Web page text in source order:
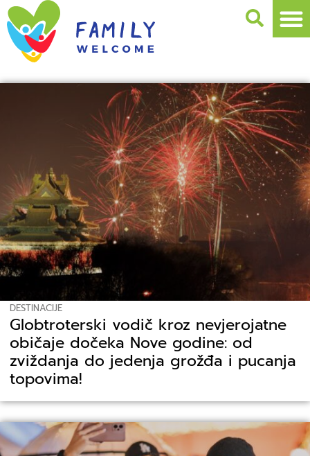
DESTINACIJE
Globtroterski vodič kroz nevjerojatne
običaje dočeka Nove godine: od
zviždanja do jedenja grožđa i pucanja
topovima!